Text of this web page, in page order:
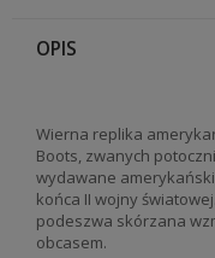
OPIS
Wierna replika
Boots, zwanych
wydawane
końca II wojny
podeszwa skórzana
obcasem.